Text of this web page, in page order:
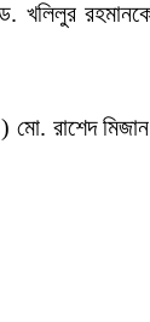
ড. খলিলুর
রাশেদ মিজান